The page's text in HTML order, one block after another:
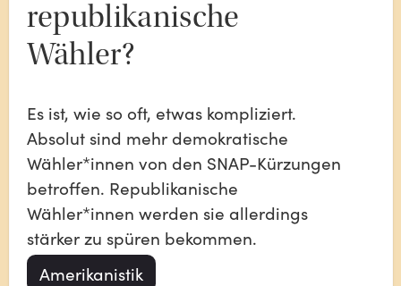
republikanische
Wähler?
Es ist, wie so oft, etwas kompliziert.
Absolut sind mehr demokratische
Wähler*innen von den SNAP-Kürzungen
betroffen. Republikanische
Wähler*innen werden sie allerdings
stärker zu spüren bekommen.
Amerikanistik